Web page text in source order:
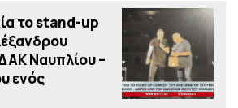
το stand-up
Ναυπλίου –
ενός